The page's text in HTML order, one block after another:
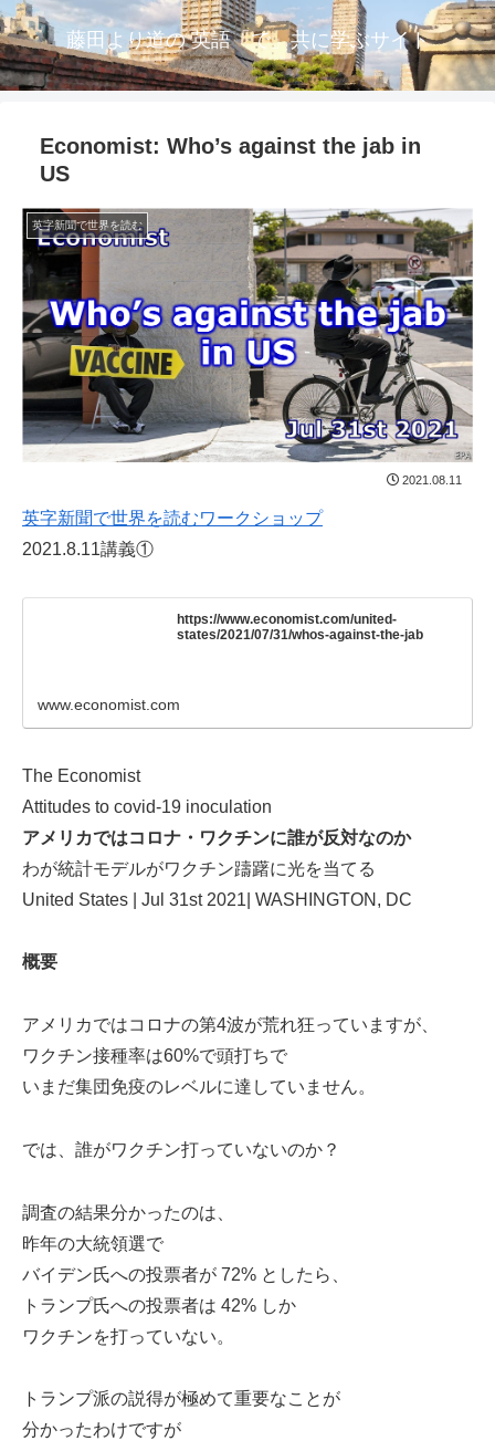
藤田より道の 英語「で」共に学ぶサイト
Economist: Who’s against the jab in
US
英字新聞で世界を読む
2021.08.11
英字新聞で世界を読むワークショップ
2021.8.11講義①
https://www.economist.com/united-
states/2021/07/31/whos-against-the-jab
www.economist.com
The Economist
Attitudes to covid-19 inoculation
アメリカではコロナ・ワクチンに誰が反対なのか
わが統計モデルがワクチン躊躇に光を当てる
United States | Jul 31st 2021| WASHINGTON, DC
概要
アメリカではコロナの第4波が荒れ狂っていますが、
ワクチン接種率は60%で頭打ちで
いまだ集団免疫のレベルに達していません。
では、誰がワクチン打っていないのか？
調査の結果分かったのは、
昨年の大統領選で
バイデン氏への投票者が 72% としたら、
トランプ氏への投票者は 42% しか
ワクチンを打っていない。
トランプ派の説得が極めて重要なことが
分かったわけですが